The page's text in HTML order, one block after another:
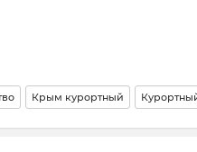
Крым курортный